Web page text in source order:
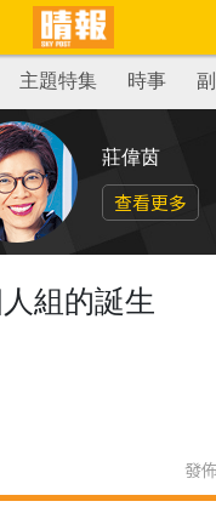
主題特集 時事
莊偉茵
查看更多
組的誕生
發